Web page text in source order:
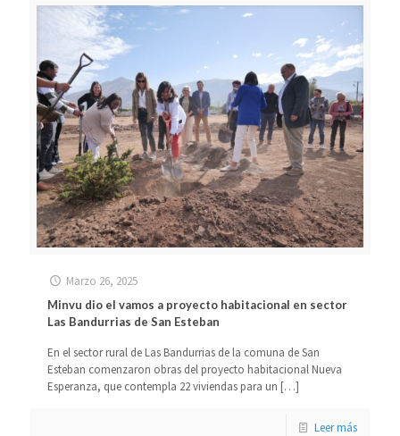
Marzo 26, 2025
Minvu dio el vamos a proyecto habitacional en sector
Las Bandurrias de San Esteban
En el sector rural de Las Bandurrias de la comuna de San
Esteban comenzaron obras del proyecto habitacional Nueva
Esperanza, que contempla 22 viviendas para un […]
Leer más